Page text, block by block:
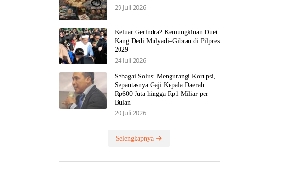
29 Juli 2026
Keluar Gerindra? Kemungkinan Duet
Kang Dedi Mulyadi–Gibran di Pilpres
2029
24 Juli 2026
Sebagai Solusi Mengurangi Korupsi,
Sepantasnya Gaji Kepala Daerah
Rp600 Juta hingga Rp1 Miliar per
Bulan
20 Juli 2026
Selengkapnya